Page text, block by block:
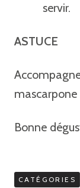
servir.
ASTUCE
Bonne
CATÉGORIES